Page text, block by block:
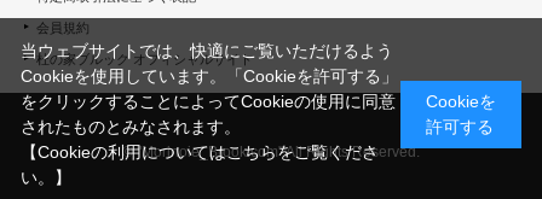
会員規約
杜の家ブルック オフィシャルサイト
© "Morinoie_Brook.com" All Rights Reserved.
当ウェブサイトでは、快適にご覧いただけるよう
Cookieを使用しています。「Cookieを許可する」
をクリックすることによってCookieの使用に同意
されたものとみなされます。
【Cookieの利用についてはこちらをご覧くださ
い。】
Cookieを
許可する